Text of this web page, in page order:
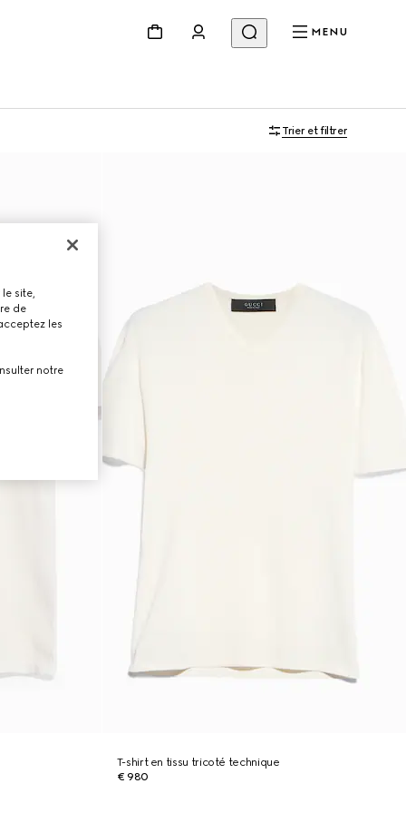
MENU
Trier et filtrer
T-shirt en tissu tricoté technique
€ 980
site,
de
les
notre